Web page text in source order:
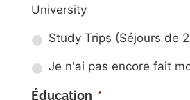
University
Study Trips (Séjours de
Je n'ai pas encore fait
Éducation *